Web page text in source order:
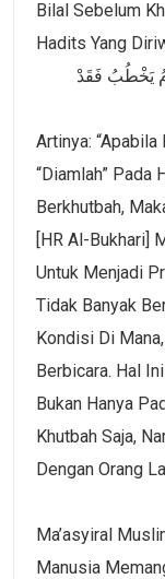
Bilal Sebelum
Hadits Yang
يَخْطُبُ فَقَدْ
Artinya:
“diamlah” Pada
Berkhutbah,
[HR Al-Bukhari]
Untuk Menjadi
Tidak Banyak
Kondisi Di
Berbicara. Hal
Bukan Hanya
Khutbah Saja,
Dengan Orang
Ma’asyiral
Manusia